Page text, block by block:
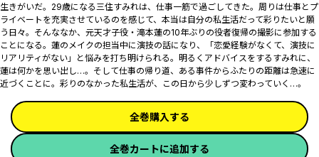
生きがいだ。29歳になる三住すみれは、仕事一筋で過ごしてきた。周りは仕事とプ
ライベートを充実させているのを感じて、本当は自分の私生活だって彩りたいと願
う日々。そんななか、元天才子役・滝本蓮の10年ぶりの役者復帰の撮影に参加する
ことになる。蓮のメイクの担当中に演技の話になり、「恋愛経験がなくて、演技に
リアリティがない」と悩みを打ち明けられる。明るくアドバイスをするすみれに、
蓮は何かを思い出し…。そして仕事の帰り道、ある事件からふたりの距離は急速に
近づくことに。彩りのなかった私生活が、この日から少しずつ変わっていく…。
全巻購入する
全巻カートに追加する